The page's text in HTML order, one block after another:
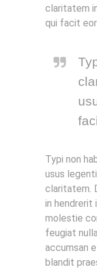
claritatem
qui facit
Typi non
usus
claritatem.
in hendrerit
molestie
feugiat
accumsan
blandit